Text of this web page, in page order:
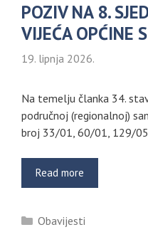
POZIV NA 8.
VIJEĆA OPĆINE
19. lipnja 2026.
Na temelju članka 34.
područnoj (regionalnoj)
broj 33/01, 60/01, 129/
Read more
Kategorije
Obavijesti